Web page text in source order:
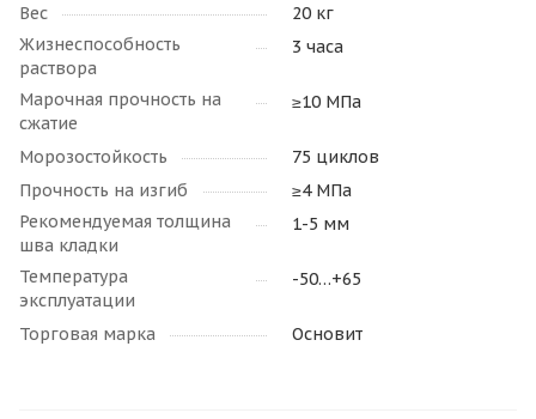
Вес
20 кг
Жизнеспособность
раствора
3 часа
Марочная прочность на
сжатие
≥10 МПа
Морозостойкость
75 циклов
Прочность на изгиб
≥4 МПа
Рекомендуемая толщина
шва кладки
1-5 мм
Температура
эксплуатации
-50…+65
Торговая марка Основит